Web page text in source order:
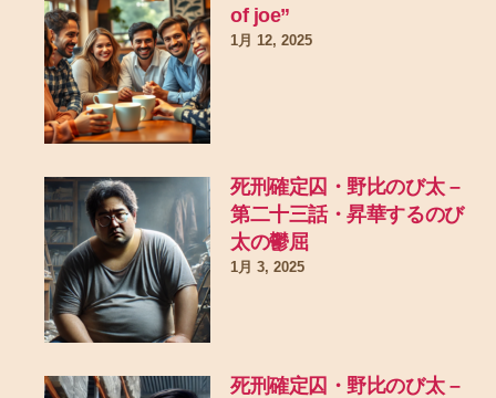
of joe”
1月 12, 2025
死刑確定囚・野比のび太 –
第二十三話・昇華するのび
太の鬱屈
1月 3, 2025
死刑確定囚・野比のび太 –